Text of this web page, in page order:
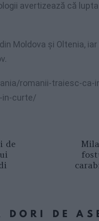
avertizează că
Moldova şi Oltenia,
romanii-traiesc-ca-
in-curte/
de
DORI DE